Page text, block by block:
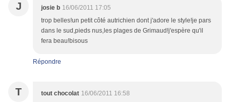
J josie b 16/06/2011 17:05
trop belles!un petit côté autrichien dont j'adore le style!je pars
dans le sud,pieds nus,les plages de Grimaud!j'espère qu'il
fera beau!bisous
Répondre
T tout chocolat 16/06/2011 16:58